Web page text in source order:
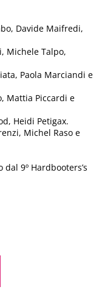
Davide Maifredi,
Michele Talpo,
Paola Marciandi e
Mattia Piccardi e
Heidi Petigax.
Michel Raso e
9º Hardbooters’s